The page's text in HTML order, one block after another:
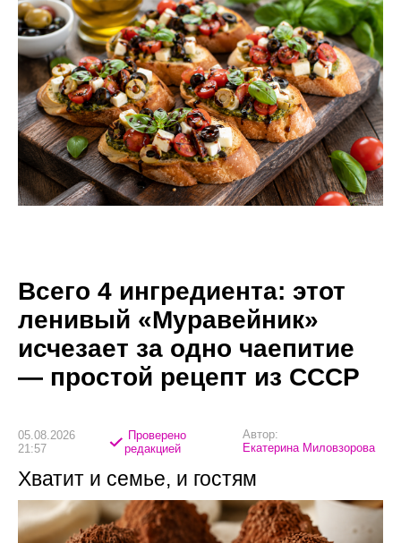
Всего 4 ингредиента: этот
ленивый «Муравейник»
исчезает за одно чаепитие
— простой рецепт из СССР
05.08.2026
21:57
Проверено
редакцией
Автор:
Екатерина Миловзорова
Хватит и семье, и гостям